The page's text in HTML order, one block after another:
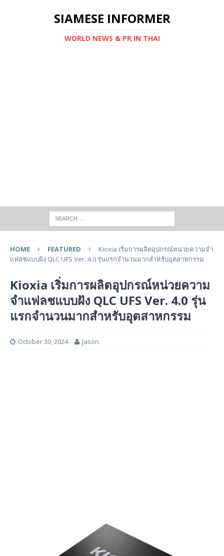
SIAMESE INFORMER
WORLD NEWS & PR IN THAI
HOME FEATURED
Kioxia เริ่มการผลิตอุปกรณ์หน่วยความจํา
แฟลชแบบฝัง QLC UFS Ver. 4.0 รุ่นแรกจำนวนมากสำหรับอุตสาหกรรม
Kioxia เริ่มการผลิตอุปกรณ์หน่วยความ
จําแฟลชแบบฝัง QLC UFS Ver. 4.0 รุ่น
แรกจำนวนมากสำหรับอุตสาหกรรม
October 30, 2024 Jason